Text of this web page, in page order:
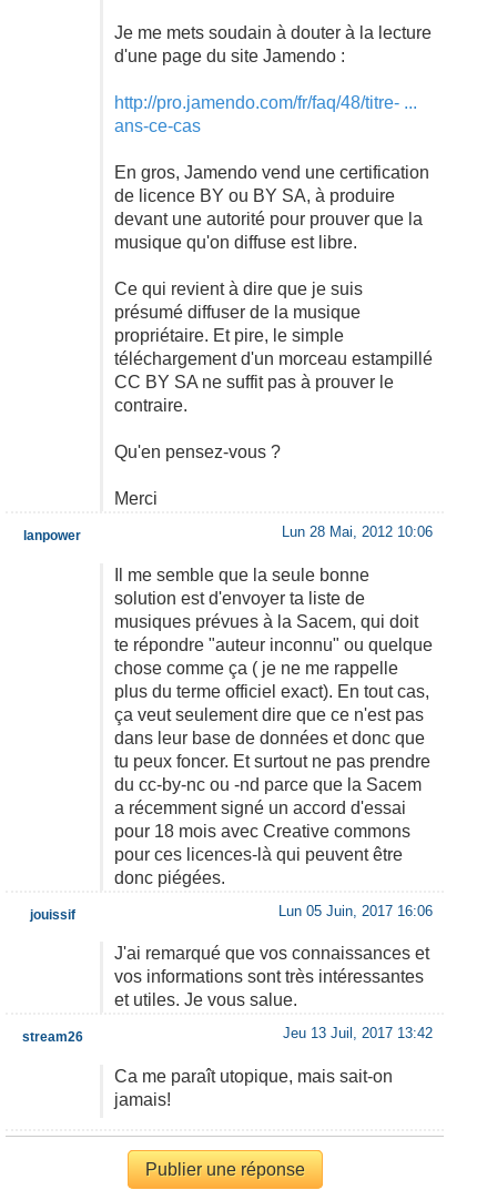
Je me mets soudain à douter à la lecture
d'une page du site Jamendo :
http://pro.jamendo.com/fr/faq/48/titre- ...
ans-ce-cas
En gros, Jamendo vend une certification
de licence BY ou BY SA, à produire
devant une autorité pour prouver que la
musique qu'on diffuse est libre.
Ce qui revient à dire que je suis
présumé diffuser de la musique
propriétaire. Et pire, le simple
téléchargement d'un morceau estampillé
CC BY SA ne suffit pas à prouver le
contraire.
Qu'en pensez-vous ?
Merci
Lun 28 Mai, 2012 10:06
Il me semble que la seule bonne
solution est d'envoyer ta liste de
musiques prévues à la Sacem, qui doit
te répondre "auteur inconnu" ou quelque
chose comme ça ( je ne me rappelle
plus du terme officiel exact). En tout cas,
ça veut seulement dire que ce n'est pas
dans leur base de données et donc que
tu peux foncer. Et surtout ne pas prendre
du cc-by-nc ou -nd parce que la Sacem
a récemment signé un accord d'essai
pour 18 mois avec Creative commons
pour ces licences-là qui peuvent être
donc piégées.
lanpower
Lun 05 Juin, 2017 16:06
J'ai remarqué que vos connaissances et
vos informations sont très intéressantes
et utiles. Je vous salue.
jouissif
Jeu 13 Juil, 2017 13:42
Ca me paraît utopique, mais sait-on
jamais!
stream26
Publier une réponse